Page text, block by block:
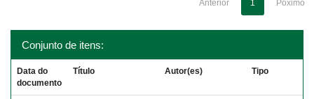
Anterior 1 Póximo
Conjunto de itens:
Data do
documento
Título Autor(es) Tipo